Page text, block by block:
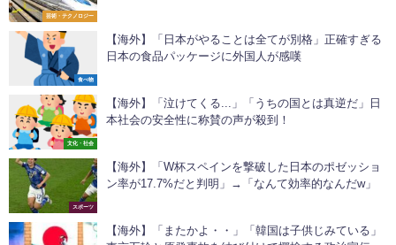
芸術・テクノロジー
食べ物
【海外】「日本がやることは全てが別格」正確すぎる
日本の食品パッケージに外国人が感嘆
文化・社会
【海外】「泣けてくる...」「うちの国とは真逆だ」日
本社会の安全性に称賛の声が殺到！
スポーツ
【海外】「W杯スペインを撃破した日本のポゼッショ
ン率が17.7%だと判明」→「なんて効率的なんだw」
【海外】「またかよ・・」「韓国は子供じみている」